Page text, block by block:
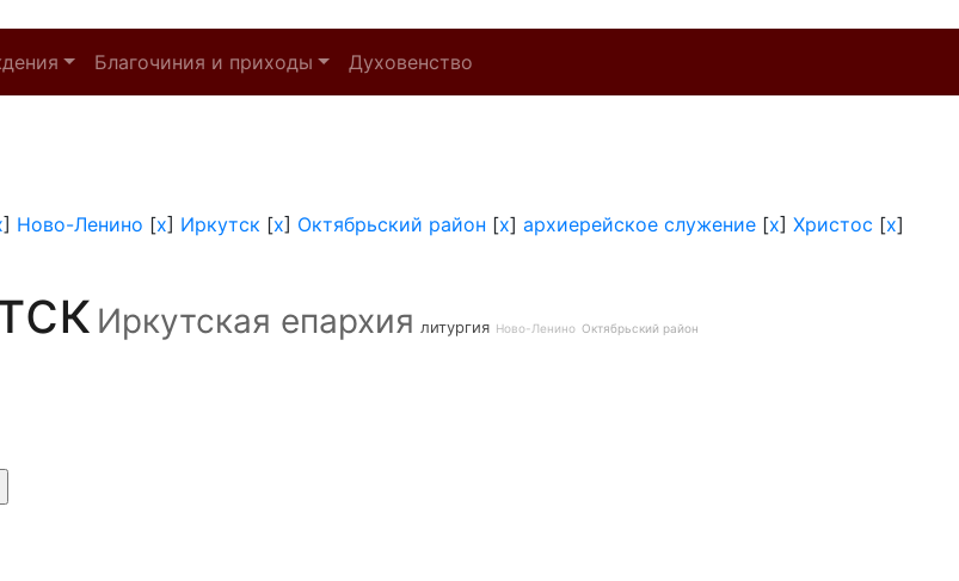
Благочиния и приходы Духовенство
] Ново-Ленино [x] Иркутск [x] Октябрьский район [x] архиерейское служение [x] Христос [x]
Иркутская епархия литургия Ново-Ленино Октябрьский район